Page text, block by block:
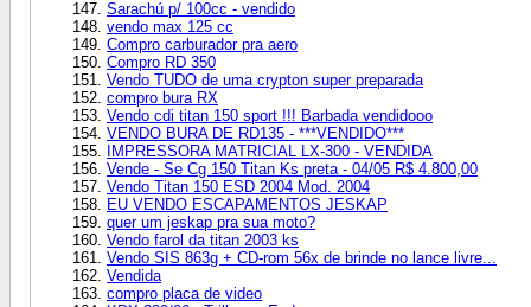
Sarachú p/ 100cc - vendido
vendo max 125 cc
Compro carburador pra aero
Compro RD 350
Vendo TUDO de uma crypton super preparada
compro bura RX
Vendo cdi titan 150 sport !!! Barbada vendidooo
VENDO BURA DE RD135 - ***VENDIDO***
IMPRESSORA MATRICIAL LX-300 - VENDIDA
Vende - Se Cg 150 Titan Ks preta - 04/05 R$ 4.800,00
Vendo Titan 150 ESD 2004 Mod. 2004
EU VENDO ESCAPAMENTOS JESKAP
quer um jeskap pra sua moto?
Vendo farol da titan 2003 ks
Vendo SIS 863g + CD-rom 56x de brinde no lance livre...
Vendida
compro placa de video